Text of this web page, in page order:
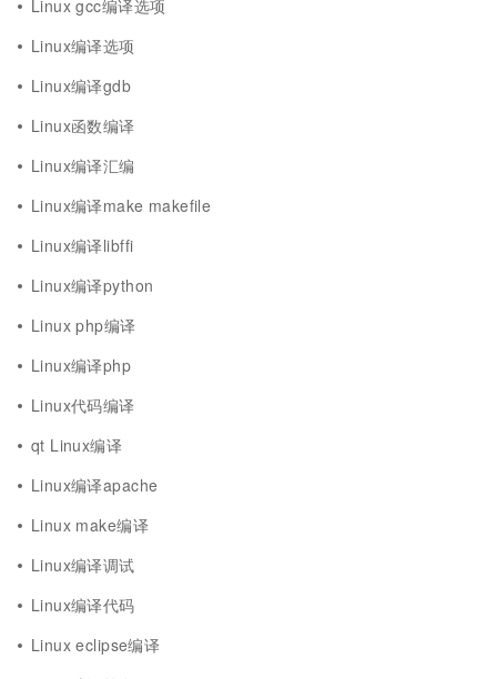
Linux gcc编译选项
Linux编译选项
Linux编译gdb
Linux函数编译
Linux编译汇编
Linux编译make makefile
Linux编译libffi
Linux编译python
Linux php编译
Linux编译php
Linux代码编译
qt Linux编译
Linux编译apache
Linux make编译
Linux编译调试
Linux编译代码
Linux eclipse编译